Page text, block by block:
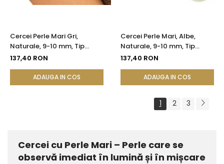
Cercei Perle Mari Gri,
Naturale, 9-10 mm, Tip
Șurub, Argint 925 - Calitate
137,40 RON
ADAUGA IN COS
Cercei Perle Mari, Albe,
Naturale, 9-10 mm, Tip
Șurub, Argint 925 - Calitate
137,40 RON
ADAUGA IN COS
1 2 3
Cercei cu Perle Mari – Perle care se
observă imediat în lumină și în mișcare